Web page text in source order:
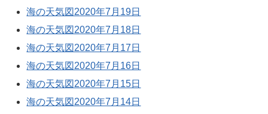
海の天気図2020年7月19日
海の天気図2020年7月18日
海の天気図2020年7月17日
海の天気図2020年7月16日
海の天気図2020年7月15日
海の天気図2020年7月14日